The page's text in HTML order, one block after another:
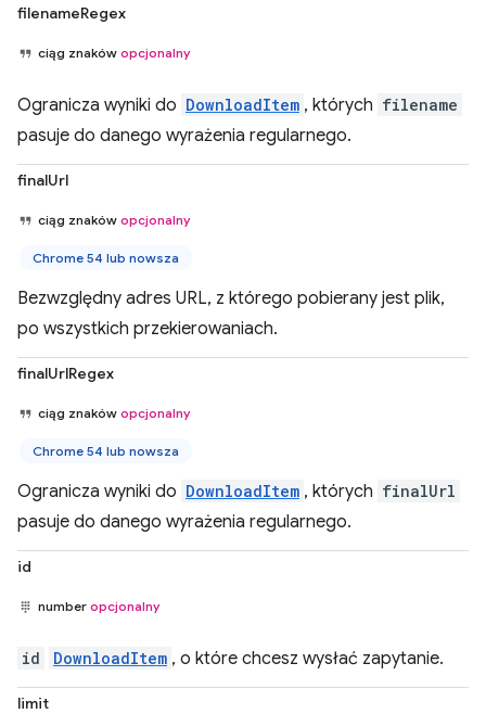
filenameRegex
ciąg znaków opcjonalny
Ogranicza wyniki do DownloadItem , których filename
pasuje do danego wyrażenia regularnego.
finalUrl
ciąg znaków opcjonalny
Chrome 54 lub nowsza
Bezwzględny adres URL, z którego pobierany jest plik,
po wszystkich przekierowaniach.
finalUrlRegex
ciąg znaków opcjonalny
Chrome 54 lub nowsza
Ogranicza wyniki do DownloadItem , których finalUrl
pasuje do danego wyrażenia regularnego.
id
number opcjonalny
id DownloadItem , o które chcesz wysłać zapytanie.
limit